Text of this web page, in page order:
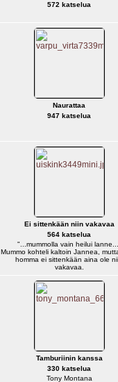
572 katselua
Naurattaa
947 katselua
Ei sittenkään niin vakavaa
564 katselua
"...mummolla vain heilui
Mummo kohteli kaltoin Jannea,
homma ei sittenkään aina ole
vakavaa.
Tamburiinin kanssa
330 katselua
Tony Montana